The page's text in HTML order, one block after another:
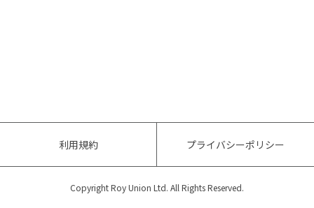
Copyright Roy Union Ltd. All Rights Reserved.
利用規約 プライバシーポリシー